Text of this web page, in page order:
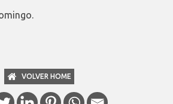
VOLVER HOME